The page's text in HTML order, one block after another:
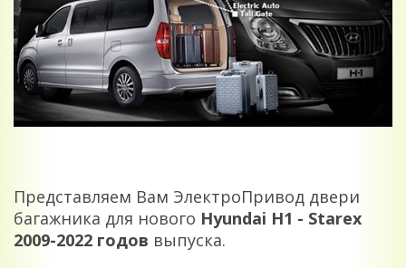
Представляем Вам ЭлектроПривод двери
багажника для нового Hyundai H1 - Starex
2009-2022 годов выпуска.